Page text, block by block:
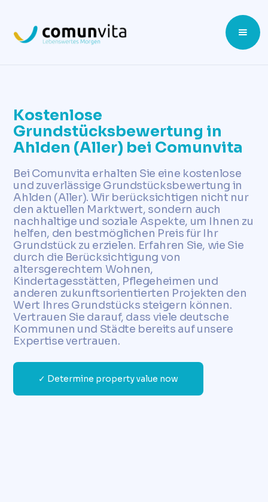
Kostenlose
Grundstücksbewertung in
Ahlden (Aller) bei Comunvita
Bei Comunvita erhalten Sie eine kostenlose
und zuverlässige Grundstücksbewertung in
Ahlden (Aller). Wir berücksichtigen nicht nur
den aktuellen Marktwert, sondern auch
nachhaltige und soziale Aspekte, um Ihnen zu
helfen, den bestmöglichen Preis für Ihr
Grundstück zu erzielen. Erfahren Sie, wie Sie
durch die Berücksichtigung von
altersgerechtem Wohnen,
Kindertagesstätten, Pflegeheimen und
anderen zukunftsorientierten Projekten den
Wert Ihres Grundstücks steigern können.
Vertrauen Sie darauf, dass viele deutsche
Kommunen und Städte bereits auf unsere
Expertise vertrauen.
✓ Determine property value now